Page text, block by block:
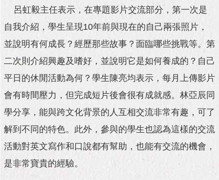
臺
北
旅
網
府
網
站
資
開
放
宣
告
呂虹毅主任表示，在專題影片交流部分，第一次是
自我介紹，學生呈現10年前與現在的自己兩張照片，
並說明有何成長？經歷那些故事？面臨哪些挑戰等。第
二次則介紹興趣及嗜好，並說明它是如何養成的？自己
平日的休閒活動為何？學生陳亮均表示，每月上傳影片
會有時間壓力，但完成短片後會很有成就感。林亞辰同
學分享，能與跨文化背景的人互相交流非常有趣，可了
解到不同的特色。此外，參與的學生也認為這樣的交流
活動對英文寫作和口說都有幫助，也能有交流的機會，
是非常寶貴的經驗。